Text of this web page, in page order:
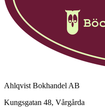
Ahlqvist Bokhandel AB
Kungsgatan 48, Vårgårda